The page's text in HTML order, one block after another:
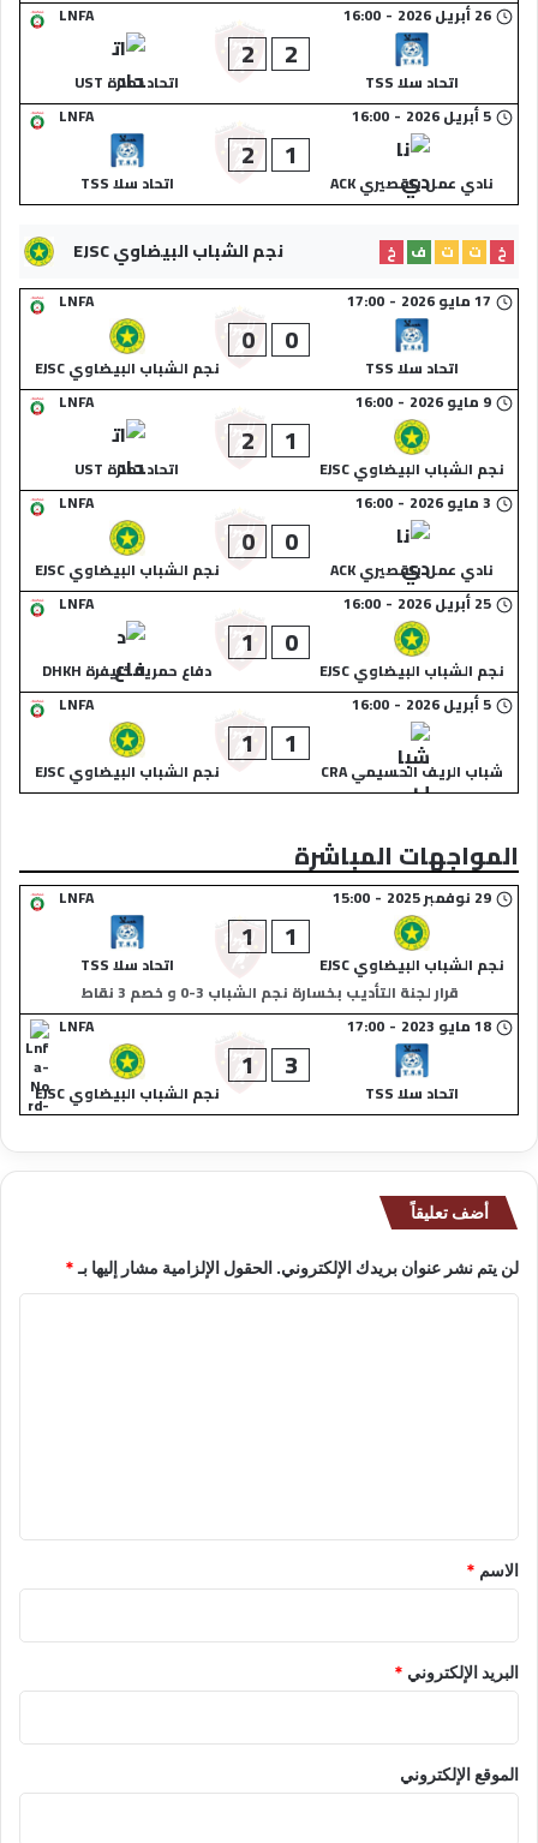
LNFA
26 أبريل 2026 -
16:00
اتحاد سلا TSS
2
2
اتحاد تمارة UST
LNFA
5 أبريل 2026 -
16:00
نادي عمل بلقصيري ACK
1
2
اتحاد سلا TSS
نجم الشباب البيضاوي EJSC خ ت ت ف
خ
LNFA
17 مايو 2026 -
17:00
اتحاد سلا TSS
0
0
نجم الشباب البيضاوي EJSC
LNFA
9 مايو 2026 -
16:00
نجم الشباب البيضاوي EJSC
1
2
اتحاد تمارة UST
LNFA
3 مايو 2026 -
16:00
نادي عمل بلقصيري ACK
0
0
نجم الشباب البيضاوي EJSC
LNFA
25 أبريل 2026 -
16:00
نجم الشباب البيضاوي EJSC
0
1
دفاع حمرية خنيفرة DHKH
LNFA
5 أبريل 2026 -
16:00
شباب الريف الحسيمي CRA
1
1
نجم الشباب البيضاوي EJSC
المواجهات المباشرة
LNFA 29 نوفمبر 2025 -
15:00
نجم الشباب البيضاوي EJSC
1
1
اتحاد سلا TSS
قرار لجنة التأديب بخسارة نجم الشباب 3-0 و خصم 3 نقاط
LNFA
18 مايو 2023 -
17:00
اتحاد سلا TSS
3
1
نجم الشباب البيضاوي EJSC
أضف تعليقاً
لن يتم نشر عنوان بريدك الإلكتروني. الحقول الإلزامية مشار إليها بـ*
*
الاسم *
البريد الإلكتروني *
الموقع الإلكتروني